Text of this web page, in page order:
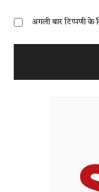
अगली बार टिप्पणी